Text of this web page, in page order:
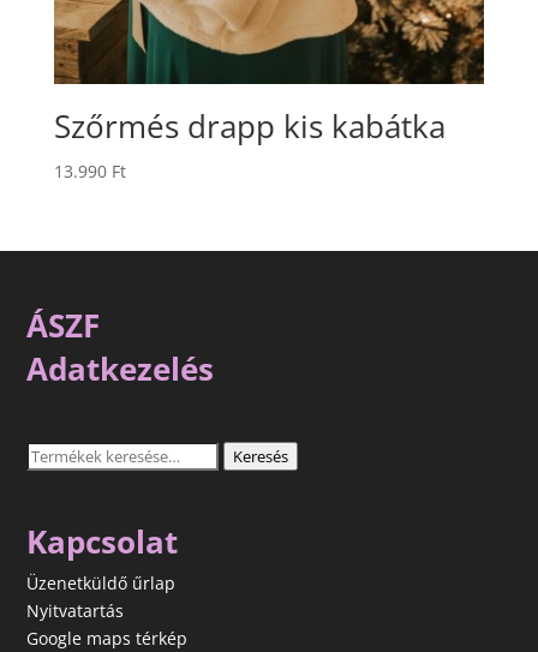
Szőrmés drapp kis kabátka
13.990 Ft
ÁSZF
Adatkezelés
Keresés
Keresés
Kapcsolat
Üzenetküldő űrlap
Nyitvatartás
Google maps térkép